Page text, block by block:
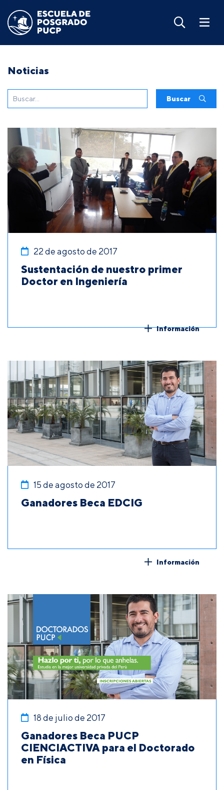
Noticias
Buscar
22 de agosto de 2017
Sustentación de nuestro primer
Doctor en Ingeniería
Información
15 de agosto de 2017
Ganadores Beca EDCIG
Información
18 de julio de 2017
Ganadores Beca PUCP
CIENCIACTIVA para el Doctorado
en Física